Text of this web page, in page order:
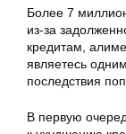
Более 7
из-за
кредитам,
являетесь
последствия
В первую